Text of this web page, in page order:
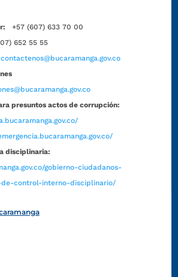
+57 (607) 633 70 00
652 55 55
contactenos@bucaramanga.gov.co
presuntos actos de corrupción:
disciplinaria:
gobierno-ciudadanos-
de-control-interno-disciplinario/